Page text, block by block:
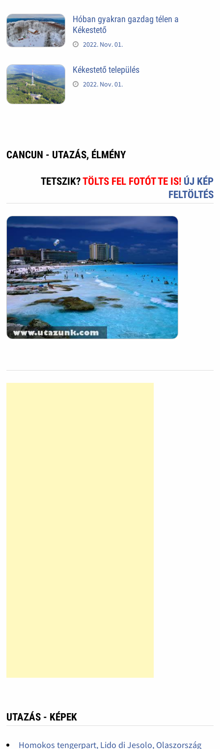
Hóban gyakran gazdag télen a
Kékestető
2022. Nov. 01.
Kékestető település
2022. Nov. 01.
CANCUN - UTAZÁS, ÉLMÉNY
TETSZIK?TÖLTS FEL FOTÓT TE IS! ÚJ KÉP
FELTÖLTÉS
UTAZÁS - KÉPEK
Homokos tengerpart, Lido di Jesolo, Olaszország